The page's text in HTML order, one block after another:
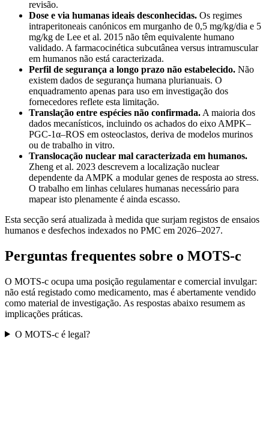
revisão.
Dose e via humanas ideais desconhecidas. Os regimes
intraperitoneais canónicos em murganho de 0,5 mg/kg/dia e 5
mg/kg de Lee et al. 2015 não têm equivalente humano
validado. A farmacocinética subcutânea versus intramuscular
em humanos não está caracterizada.
Perfil de segurança a longo prazo não estabelecido. Não
existem dados de segurança humana plurianuais. O
enquadramento apenas para uso em investigação dos
fornecedores reflete esta limitação.
Translação entre espécies não confirmada. A maioria dos
dados mecanísticos, incluindo os achados do eixo AMPK–
PGC-1α–ROS em osteoclastos, deriva de modelos murinos
ou de trabalho in vitro.
Translocação nuclear mal caracterizada em humanos.
Zheng et al. 2023 descrevem a localização nuclear
dependente da AMPK a modular genes de resposta ao stress.
O trabalho em linhas celulares humanas necessário para
mapear isto plenamente é ainda escasso.
Esta secção será atualizada à medida que surjam registos de ensaios
humanos e desfechos indexados no PMC em 2026–2027.
Perguntas frequentes sobre o MOTS-c
O MOTS-c ocupa uma posição regulamentar e comercial invulgar:
não está registado como medicamento, mas é abertamente vendido
como material de investigação. As respostas abaixo resumem as
implicações práticas.
O MOTS-c é legal?